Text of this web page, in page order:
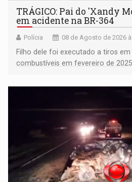
TRÁGICO: Pai do 'Xandy
em acidente na BR-364
Polícia 08 de Agosto de 2026
Filho dele foi executado a tiros
combustíveis em fevereiro de